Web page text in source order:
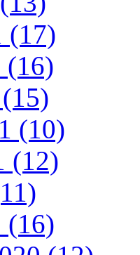
(17)
(16)
(10)
(12)
(16)